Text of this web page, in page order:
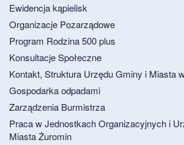
Ewidencja kąpielisk
Organizacje Pozarządowe
Program Rodzina 500 plus
Konsultacje Społeczne
Kontakt, Struktura Urzędu Gminy i Miasta
Gospodarka odpadami
Zarządzenia Burmistrza
Praca w Jednostkach Organizacyjnych i
Miasta Żuromin